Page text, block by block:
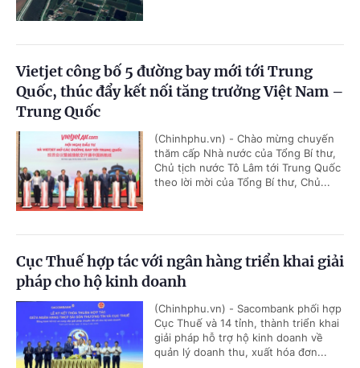
Vietjet công bố 5 đường bay mới tới Trung
Quốc, thúc đẩy kết nối tăng trưởng Việt Nam –
Trung Quốc
(Chinhphu.vn) - Chào mừng chuyến
thăm cấp Nhà nước của Tổng Bí thư,
Chủ tịch nước Tô Lâm tới Trung Quốc
theo lời mời của Tổng Bí thư, Chủ...
Cục Thuế hợp tác với ngân hàng triển khai giải
pháp cho hộ kinh doanh
(Chinhphu.vn) - Sacombank phối hợp
Cục Thuế và 14 tỉnh, thành triển khai
giải pháp hỗ trợ hộ kinh doanh về
quản lý doanh thu, xuất hóa đơn...